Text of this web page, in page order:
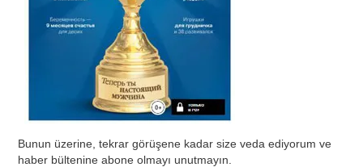
Bunun üzerine, tekrar görüşene kadar size veda ediyorum ve
haber bültenine abone olmayı unutmayın.